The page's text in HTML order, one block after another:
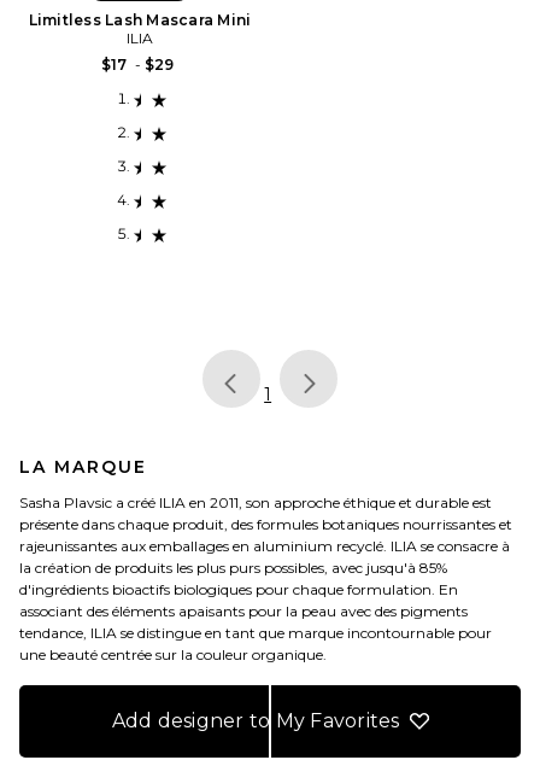
Limitless Lash Mascara Mini
ILIA
$17 - $29
page
1 of 1, currently selected
LA MARQUE
Sasha Plavsic a créé ILIA en 2011, son approche éthique et durable est
présente dans chaque produit, des formules botaniques nourrissantes et
rajeunissantes aux emballages en aluminium recyclé. ILIA se consacre à
la création de produits les plus purs possibles, avec jusqu'à 85%
d'ingrédients bioactifs biologiques pour chaque formulation. En
associant des éléments apaisants pour la peau avec des pigments
tendance, ILIA se distingue en tant que marque incontournable pour
une beauté centrée sur la couleur organique.
Add designer to My Favorites